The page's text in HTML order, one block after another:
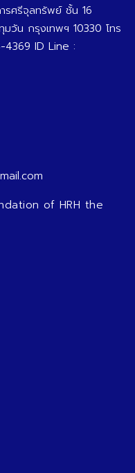
รศรีจุลทรัพย์ ชั้น 16
มวัน กรุงเทพฯ 10330 โทร
4369 ID Line :
of HRH the